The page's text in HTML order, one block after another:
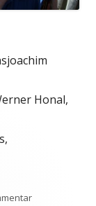
Honal,
zu Hersberg